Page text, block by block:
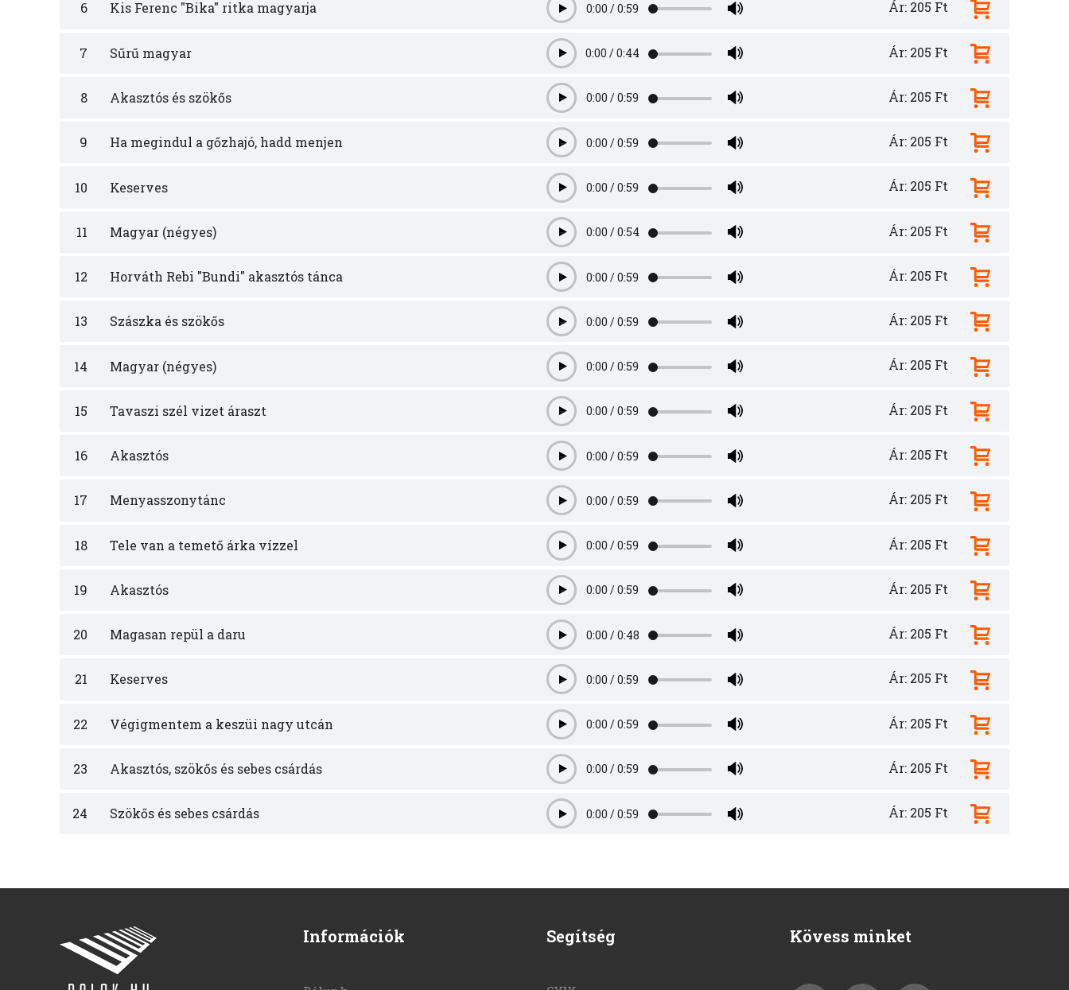
6 Kis Ferenc "Bika" ritka magyarja Play0:00 /0:59 Ár: 205 Ft
7 Sűrű magyar Play0:00 /0:44 Ár: 205 Ft
8 Akasztós és szökős Play0:00 /0:59 Ár: 205 Ft
9 Ha megindul a gőzhajó, hadd menjen Play0:00 /0:59 Ár: 205 Ft
10 Keserves Play0:00 /0:59 Ár: 205 Ft
11 Magyar (négyes) Play0:00 /0:54 Ár: 205 Ft
12 Horváth Rebi "Bundi" akasztós tánca Play0:00 /0:59 Ár: 205 Ft
13 Szászka és szökős Play0:00 /0:59 Ár: 205 Ft
14 Magyar (négyes) Play0:00 /0:59 Ár: 205 Ft
15 Tavaszi szél vizet áraszt Play0:00 /0:59 Ár: 205 Ft
16 Akasztós Play0:00 /0:59 Ár: 205 Ft
17 Menyasszonytánc Play0:00 /0:59 Ár: 205 Ft
18 Tele van a temető árka vízzel Play0:00 /0:59 Ár: 205 Ft
19 Akasztós Play0:00 /0:59 Ár: 205 Ft
20 Magasan repül a daru Play0:00 /0:48 Ár: 205 Ft
21 Keserves Play0:00 /0:59 Ár: 205 Ft
22 Végigmentem a keszüi nagy utcán Play0:00 /0:59 Ár: 205 Ft
23 Akasztós, szökős és sebes csárdás Play0:00 /0:59 Ár: 205 Ft
24 Szökős és sebes csárdás Play0:00 /0:59 Ár: 205 Ft
Információk Segítség Kövess minket